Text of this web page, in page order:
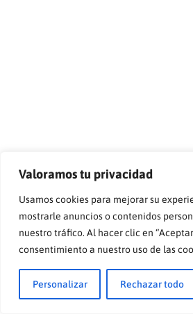
Valoramos tu privacidad
Usamos cookies para mejorar su
mostrarle anuncios o contenidos
nuestro tráfico. Al hacer clic en
consentimiento a nuestro uso de las
Personalizar Rechazar todo